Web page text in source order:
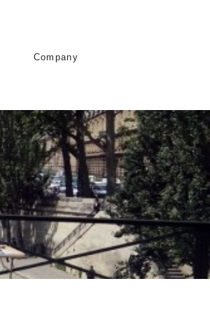
Company